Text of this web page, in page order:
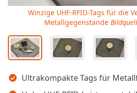
Wichtigste Erkenntnisse
Ultrakompakte Tags für
Winzige UHF-RFID-Tags für die
Metallgegenstände